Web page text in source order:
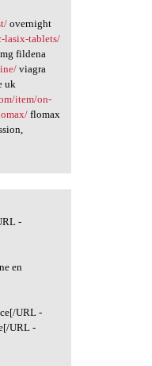
overnight
lasix-tablets/
fildena
viagra
uk
item/on-
flomax
-
en
URL -
URL -